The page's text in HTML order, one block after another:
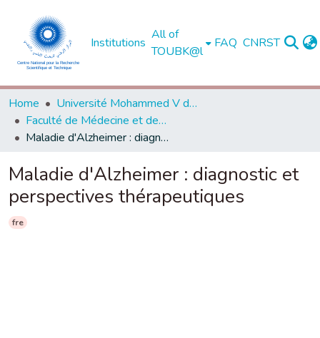
Institutions
All of
TOUBK@l
FAQ CNRST
Home
Université Mohammed V de Rabat
Faculté de Médecine et de Pharmacie - Rabat
Maladie d'Alzheimer : diagnostic et perspectives thérapeutiques
Maladie d'Alzheimer : diagnostic et
perspectives thérapeutiques
fre